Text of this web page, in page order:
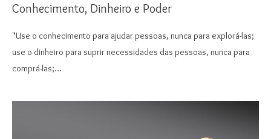
Conhecimento, Dinheiro e Poder
"Use o conhecimento para ajudar pessoas, nunca para explorá-las;
use o dinheiro para suprir necessidades das pessoas, nunca para
comprá-las;…